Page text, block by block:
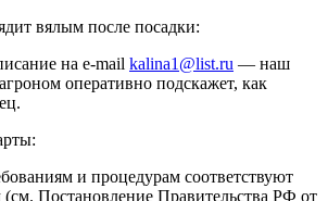
вялым после посадки:
на e-mail kalina1@list.ru — наш
оперативно подскажет, как
и процедурам соответствуют
Постановление Правительства РФ от